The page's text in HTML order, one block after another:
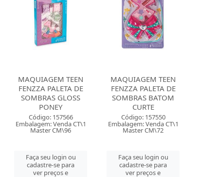
MAQUIAGEM TEEN
FENZZA PALETA DE
SOMBRAS GLOSS
PONEY
Código: 157566
Embalagem: Venda CT\1
Master CM\96
Faça seu login ou
cadastre-se para
ver preços e
MAQUIAGEM TEEN
FENZZA PALETA DE
SOMBRAS BATOM
CURTE
Código: 157550
Embalagem: Venda CT\1
Master CM\72
Faça seu login ou
cadastre-se para
ver preços e